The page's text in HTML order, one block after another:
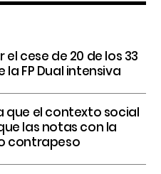
cese de 20 de los 33
FP Dual intensiva
que el contexto social
las notas con la
contrapeso